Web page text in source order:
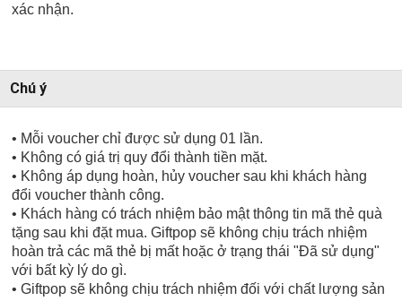
xác nhận.
Chú ý
• Mỗi voucher chỉ được sử dụng 01 lần.
• Không có giá trị quy đổi thành tiền mặt.
• Không áp dụng hoàn, hủy voucher sau khi khách hàng
đổi voucher thành công.
• Khách hàng có trách nhiệm bảo mật thông tin mã thẻ quà
tặng sau khi đặt mua. Giftpop sẽ không chịu trách nhiệm
hoàn trả các mã thẻ bị mất hoặc ở trạng thái "Đã sử dụng"
với bất kỳ lý do gì.
• Giftpop sẽ không chịu trách nhiệm đối với chất lượng sản